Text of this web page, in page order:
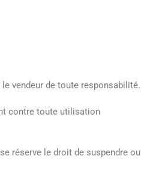
vendeur de toute responsabilité.
contre toute utilisation
réserve le droit de suspendre ou